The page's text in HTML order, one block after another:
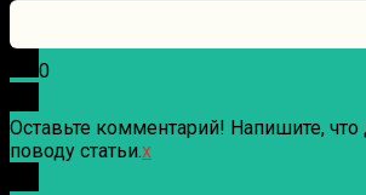
0
Оставьте комментарий! Напишите, что
поводу статьи.x